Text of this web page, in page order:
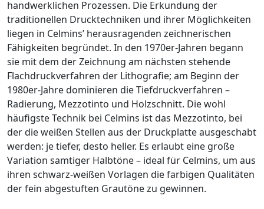
handwerklichen Prozessen. Die Erkundung der
traditionellen Drucktechniken und ihrer Möglichkeiten
liegen in Celmins’ herausragenden zeichnerischen
Fähigkeiten begründet. In den 1970er-Jahren begann
sie mit dem der Zeichnung am nächsten stehende
Flachdruckverfahren der Lithografie; am Beginn der
1980er-Jahre dominieren die Tiefdruckverfahren –
Radierung, Mezzotinto und Holzschnitt. Die wohl
häufigste Technik bei Celmins ist das Mezzotinto, bei
der die weißen Stellen aus der Druckplatte ausgeschabt
werden: je tiefer, desto heller. Es erlaubt eine große
Variation samtiger Halbtöne – ideal für Celmins, um aus
ihren schwarz-weißen Vorlagen die farbigen Qualitäten
der fein abgestuften Grautöne zu gewinnen.